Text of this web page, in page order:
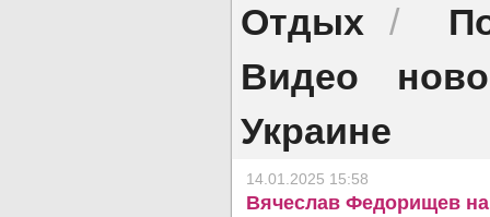
Отдых /
Видео
Украине
14.01.2025 15:58
Вячеслав Федорищев